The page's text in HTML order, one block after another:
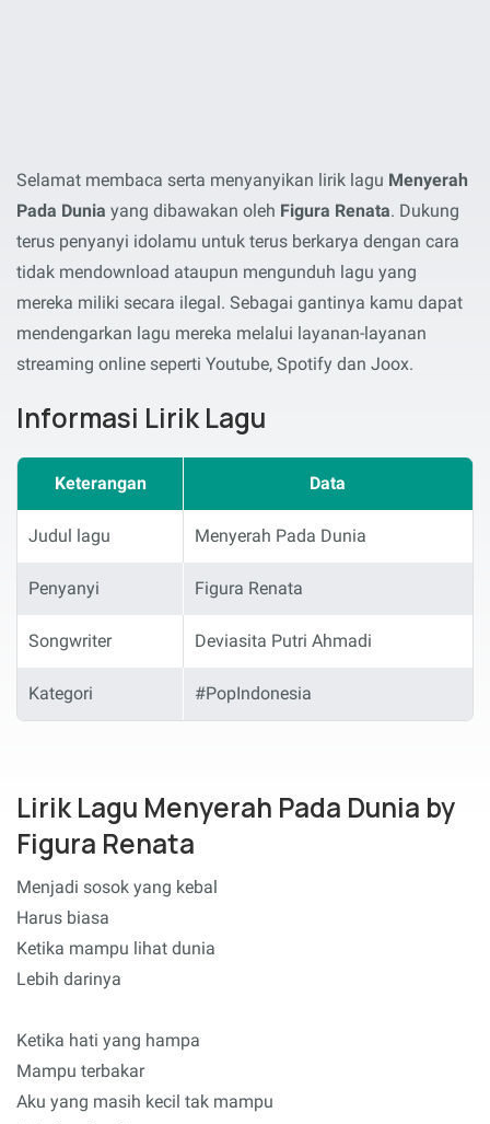
Selamat membaca serta menyanyikan lirik lagu Menyerah
Pada Dunia yang dibawakan oleh Figura Renata. Dukung
terus penyanyi idolamu untuk terus berkarya dengan cara
tidak mendownload ataupun mengunduh lagu yang
mereka miliki secara ilegal. Sebagai gantinya kamu dapat
mendengarkan lagu mereka melalui layanan-layanan
streaming online seperti Youtube, Spotify dan Joox.
Informasi Lirik Lagu
Keterangan Data
Judul lagu Menyerah Pada Dunia
Penyanyi Figura Renata
Songwriter Deviasita Putri Ahmadi
Kategori #PopIndonesia
Lirik Lagu Menyerah Pada Dunia by
Figura Renata
Menjadi sosok yang kebal
Harus biasa
Ketika mampu lihat dunia
Lebih darinya
Ketika hati yang hampa
Mampu terbakar
Aku yang masih kecil tak mampu